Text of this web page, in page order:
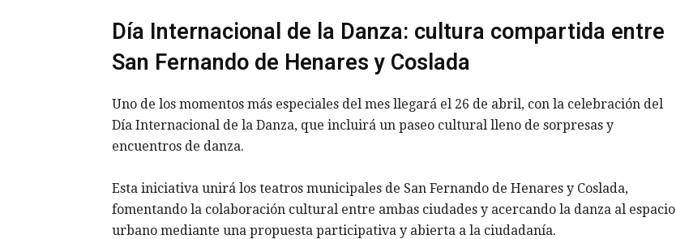
Día Internacional de la Danza: cultura compartida entre
San Fernando de Henares y Coslada
Uno de los momentos más especiales del mes llegará el 26 de abril, con la celebración del
Día Internacional de la Danza, que incluirá un paseo cultural lleno de sorpresas y
encuentros de danza.
Esta iniciativa unirá los teatros municipales de San Fernando de Henares y Coslada,
fomentando la colaboración cultural entre ambas ciudades y acercando la danza al espacio
urbano mediante una propuesta participativa y abierta a la ciudadanía.